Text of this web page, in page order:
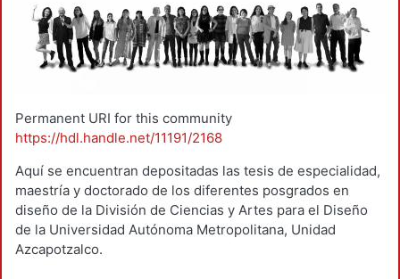
Permanent URI for this community
https://hdl.handle.net/11191/2168
Aquí se encuentran depositadas las tesis de especialidad,
maestría y doctorado de los diferentes posgrados en
diseño de la División de Ciencias y Artes para el Diseño
de la Universidad Autónoma Metropolitana, Unidad
Azcapotzalco.